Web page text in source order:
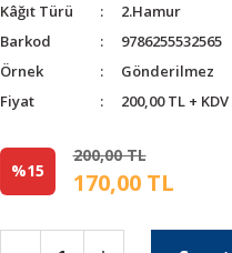
Kâğıt Türü
2.Hamur
Barkod
9786255532565
Örnek
Gönderilmez
Fiyat
200,00 TL + KDV
%15
200,00 TL
170,00 TL